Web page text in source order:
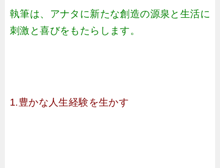
執筆は、アナタに新たな創造の源泉と生活に
刺激と喜びをもたらします。
1.豊かな人生経験を生かす